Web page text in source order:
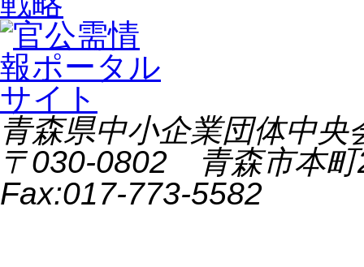
青森県中小企業団体中
〒030-0802 青森市本
Fax:017-773-5582